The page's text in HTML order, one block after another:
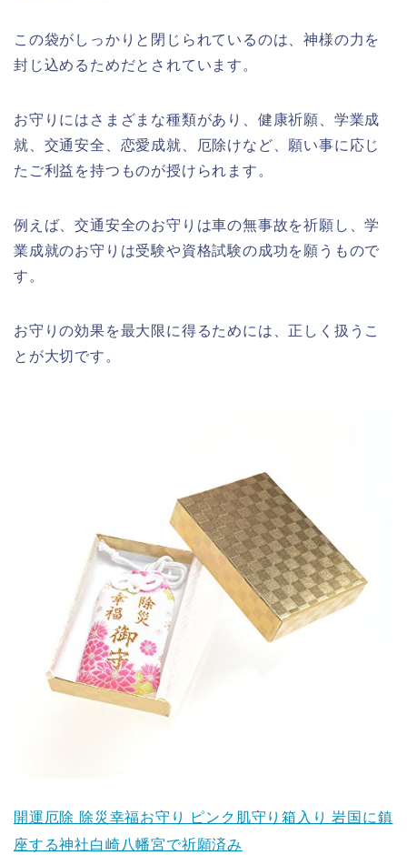
この袋がしっかりと閉じられているのは、神様の力を
封じ込めるためだとされています。
お守りにはさまざまな種類があり、健康祈願、学業成
就、交通安全、恋愛成就、厄除けなど、願い事に応じ
たご利益を持つものが授けられます。
例えば、交通安全のお守りは車の無事故を祈願し、学
業成就のお守りは受験や資格試験の成功を願うもので
す。
お守りの効果を最大限に得るためには、正しく扱うこ
とが大切です。
開運厄除 除災幸福お守り ピンク肌守り箱入り 岩国に鎮
座する神社白崎八幡宮で祈願済み